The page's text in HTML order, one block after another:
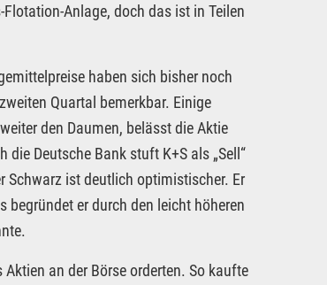
Anlage, doch das ist in Teilen
haben sich bisher noch
Quartal bemerkbar. Einige
den Daumen, belässt die Aktie
die Deutsche Bank stuft K+S als „Sell“
Schwarz ist deutlich optimistischer. Er
begründet er durch den leicht höheren
an der Börse orderten. So kaufte